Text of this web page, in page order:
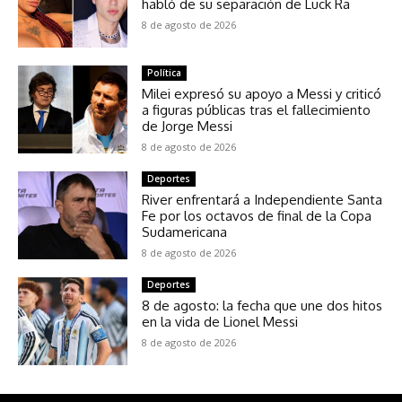
habló de su separación de Luck Ra
8 de agosto de 2026
Política
Milei expresó su apoyo a Messi y criticó
a figuras públicas tras el fallecimiento
de Jorge Messi
8 de agosto de 2026
Deportes
River enfrentará a Independiente Santa
Fe por los octavos de final de la Copa
Sudamericana
8 de agosto de 2026
Deportes
8 de agosto: la fecha que une dos hitos
en la vida de Lionel Messi
8 de agosto de 2026